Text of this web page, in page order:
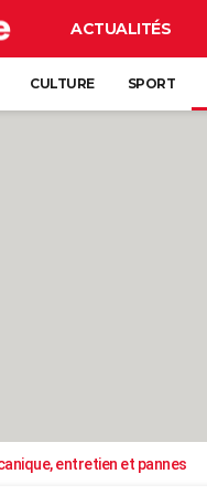
ACTUALITÉS
CULTURE SPORT
entretien et pannes